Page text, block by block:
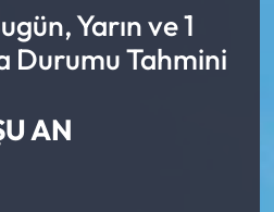
Yarın ve 1
Durumu Tahmini
AN